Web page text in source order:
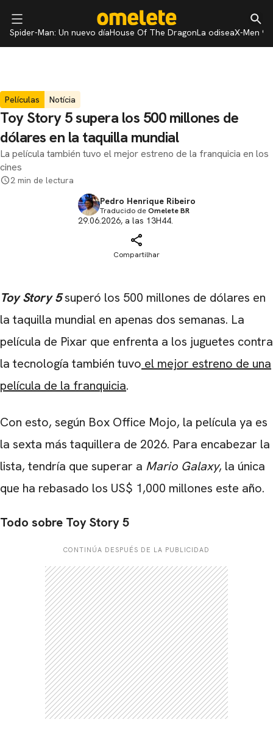
Spider-Man: Un nuevo díaHouse Of The DragonLa odiseaX-Men 97
Películas Notícia
Toy Story 5 supera los 500 millones de
dólares en la taquilla mundial
La película también tuvo el mejor estreno de la franquicia en los
cines
2 min de lectura
Pedro Henrique Ribeiro
Traducido deOmelete BR
29.06.2026, a las 13H44.
Compartilhar
Toy Story 5superó los 500 millones de dólares en
la taquilla mundial en apenas dos semanas. La
película de Pixar que enfrenta a los juguetes contra
la tecnología también tuvo el mejor estreno de una
película de la franquicia.
Con esto, según Box Office Mojo, la película ya es
la sexta más taquillera de 2026. Para encabezar la
lista, tendría que superar a Mario Galaxy, la única
que ha rebasado los US$ 1,000 millones este año.
Todo sobre Toy Story 5
CONTINÚA DESPUÉS DE LA PUBLICIDAD